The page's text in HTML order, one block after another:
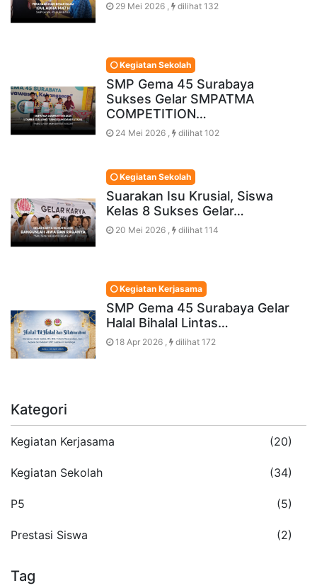
29 Mei 2026 , dilihat 132
Kegiatan Sekolah
SMP Gema 45 Surabaya
Sukses Gelar SMPATMA
COMPETITION…
24 Mei 2026 , dilihat 102
Kegiatan Sekolah
Suarakan Isu Krusial, Siswa
Kelas 8 Sukses Gelar…
20 Mei 2026 , dilihat 114
Kegiatan Kerjasama
SMP Gema 45 Surabaya Gelar
Halal Bihalal Lintas…
18 Apr 2026 , dilihat 172
Kategori
Kegiatan Kerjasama (20)
Kegiatan Sekolah (34)
P5 (5)
Prestasi Siswa (2)
Tag